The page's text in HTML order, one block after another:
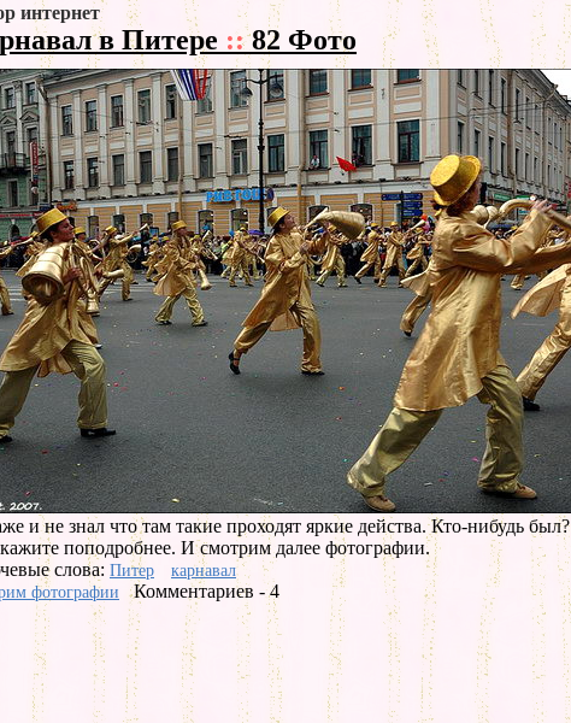
интернет
в Питере ::82 Фото
и не знал что там такие проходят яркие действа. Кто-нибудь был?
поподробнее. И смотрим далее фотографии.
слова: Питер
карнавал
фотографии
Комментариев - 4